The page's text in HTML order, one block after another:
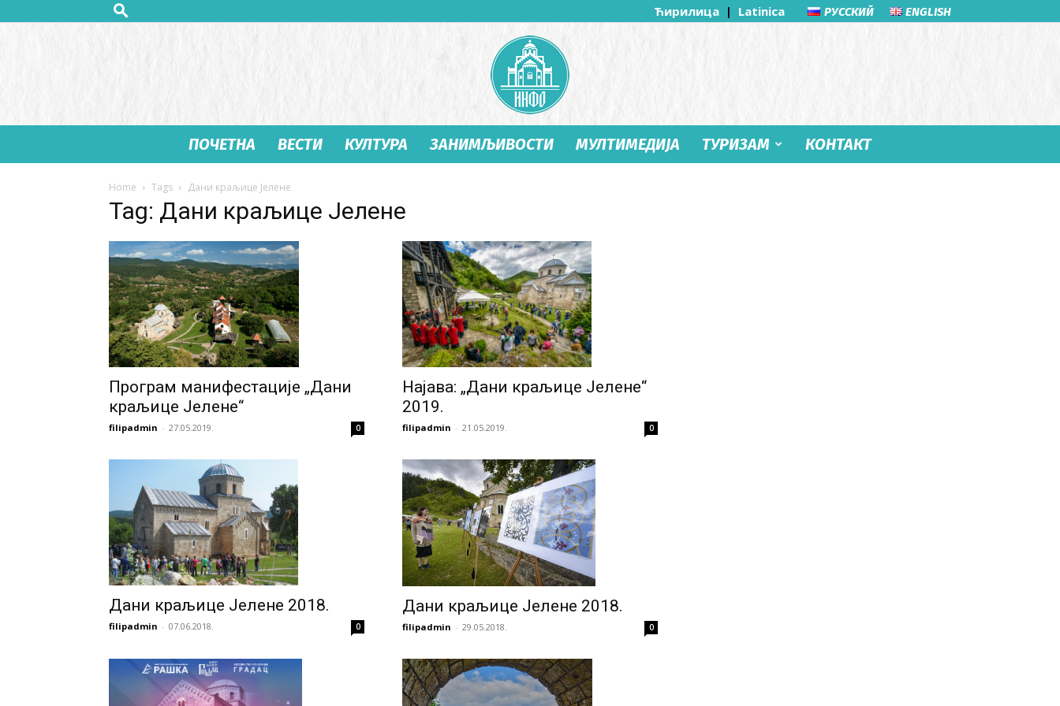
Ћирилица | Latinica РУССКИЙ ENGLISH
Студеница
Инфо
ПОЧЕТНА ВЕСТИ КУЛТУРА ЗАНИМЉИВОСТИ МУЛТИМЕДИЈА ТУРИЗАМ КОНТАКТ
Home Tags Дани краљице Јелене
Tag: Дани краљице Јелене
Програм манифестације „Дани
краљице Јелене“
filipadmin - 27.05.2019. 0
Најава: „Дани краљице Јелене“
2019.
filipadmin - 21.05.2019. 0
Дани краљице Јелене 2018.
filipadmin - 07.06.2018. 0
Дани краљице Јелене 2018.
filipadmin - 29.05.2018. 0